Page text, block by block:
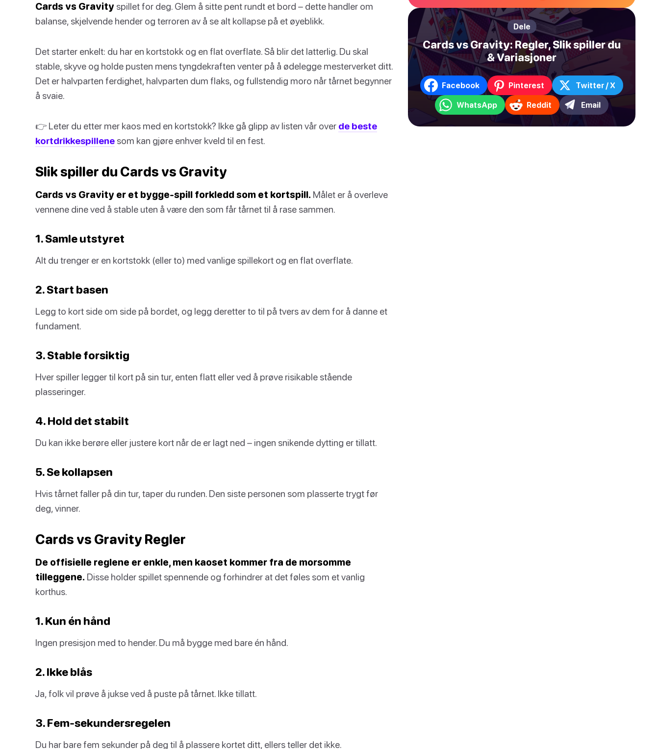
Cards vs Gravity spillet for deg. Glem å sitte pent rundt et bord – dette handler om
balanse, skjelvende hender og terroren av å se alt kollapse på et øyeblikk.
Det starter enkelt: du har en kortstokk og en flat overflate. Så blir det latterlig. Du skal
stable, skyve og holde pusten mens tyngdekraften venter på å ødelegge mesterverket ditt.
Det er halvparten ferdighet, halvparten dum flaks, og fullstendig moro når tårnet begynner
å svaie.
👉 Leter du etter mer kaos med en kortstokk? Ikke gå glipp av listen vår over de beste
kortdrikkespillene som kan gjøre enhver kveld til en fest.
Slik spiller du Cards vs Gravity
Cards vs Gravity er et bygge-spill forkledd som et kortspill. Målet er å overleve
vennene dine ved å stable uten å være den som får tårnet til å rase sammen.
1. Samle utstyret
Alt du trenger er en kortstokk (eller to) med vanlige spillekort og en flat overflate.
2. Start basen
Legg to kort side om side på bordet, og legg deretter to til på tvers av dem for å danne et
fundament.
3. Stable forsiktig
Hver spiller legger til kort på sin tur, enten flatt eller ved å prøve risikable stående
plasseringer.
4. Hold det stabilt
Du kan ikke berøre eller justere kort når de er lagt ned – ingen snikende dytting er tillatt.
5. Se kollapsen
Hvis tårnet faller på din tur, taper du runden. Den siste personen som plasserte trygt før
deg, vinner.
Cards vs Gravity Regler
De offisielle reglene er enkle, men kaoset kommer fra de morsomme
tilleggene. Disse holder spillet spennende og forhindrer at det føles som et vanlig
korthus.
1. Kun én hånd
Ingen presisjon med to hender. Du må bygge med bare én hånd.
2. Ikke blås
Ja, folk vil prøve å jukse ved å puste på tårnet. Ikke tillatt.
3. Fem-sekundersregelen
Du har bare fem sekunder på deg til å plassere kortet ditt, ellers teller det ikke.
Dele
Cards vs Gravity: Regler, Slik spiller du
& Variasjoner
Facebook Pinterest Twitter / X
WhatsApp Reddit Email